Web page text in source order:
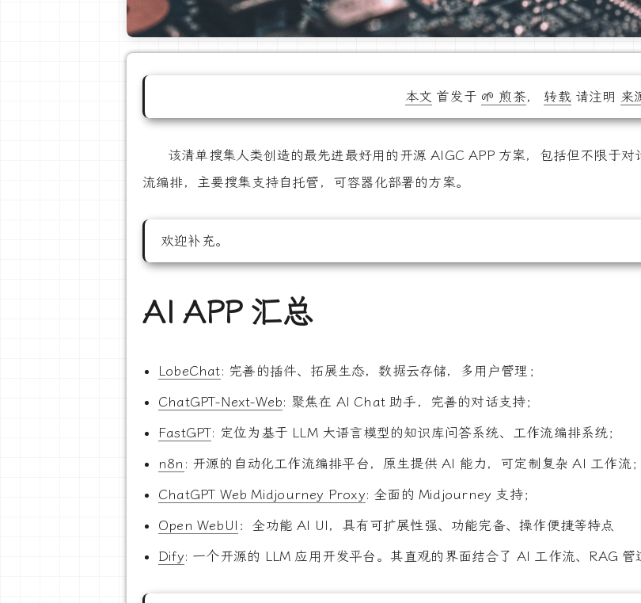
本文 首发于 🌱 煎茶，转载请注明 来
该清单搜集人类创造的最先进最好用的开源 AIGC APP 方案，包括但不限于
流编排，主要搜集支持自托管，可容器化部署的方案。
欢迎补充。
AI APP 汇总
LobeChat: 完善的插件、拓展生态，数据云存储，多用户管理；
ChatGPT-Next-Web: 聚焦在 AI Chat 助手，完善的对话支持；
FastGPT: 定位为基于 LLM 大语言模型的知识库问答系统、工作流编排系统；
n8n : 开源的自动化工作流编排平台，原生提供 AI 能力，可定制复杂 AI 工作流；
ChatGPT Web Midjourney Proxy: 全面的 Midjourney 支持；
Open WebUI ：全功能 AI UI，具有可扩展性强、功能完备、操作便捷等特点
Dify: 一个开源的 LLM 应用开发平台。其直观的界面结合了 AI 工作流、RAG